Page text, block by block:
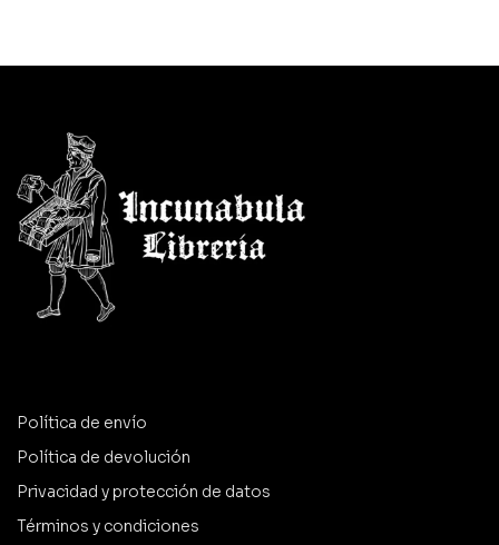
Política de envío
Política de devolución
Privacidad y protección de datos
Términos y condiciones